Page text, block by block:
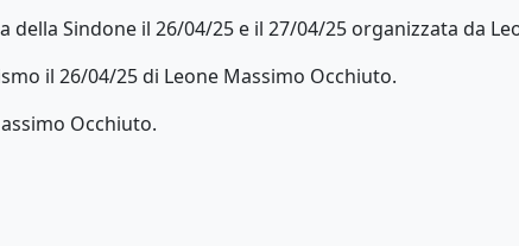
Sindone il 26/04/25 e il 27/04/25 organizzata da
il 26/04/25 di Leone Massimo Occhiuto.
Occhiuto.